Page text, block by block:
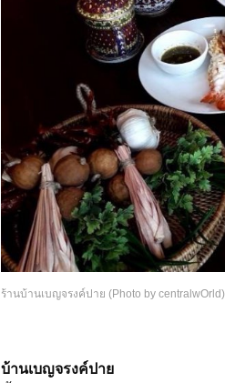
ร้านบ้านเบญจรงค์ปาย (Photo by centralwOrld)
บ้านเบญจรงค์ปาย